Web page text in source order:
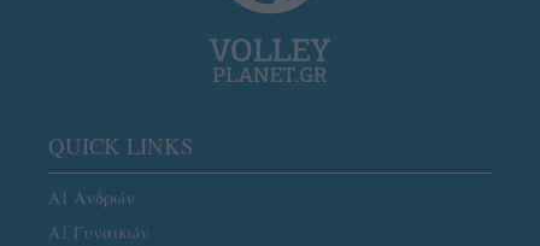
QUICK LINKS
Α1 Ανδρών
Α1 Γυναικών